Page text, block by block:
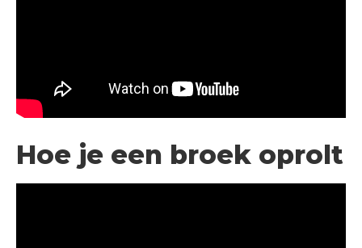
Hoe je een broek oprolt